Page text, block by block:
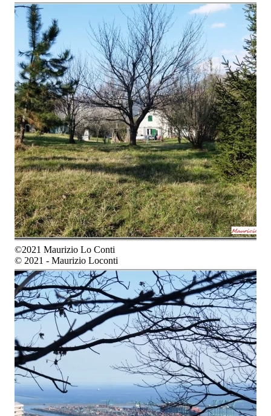
©2021 Maurizio Lo Conti
© 2021 - Maurizio Loconti